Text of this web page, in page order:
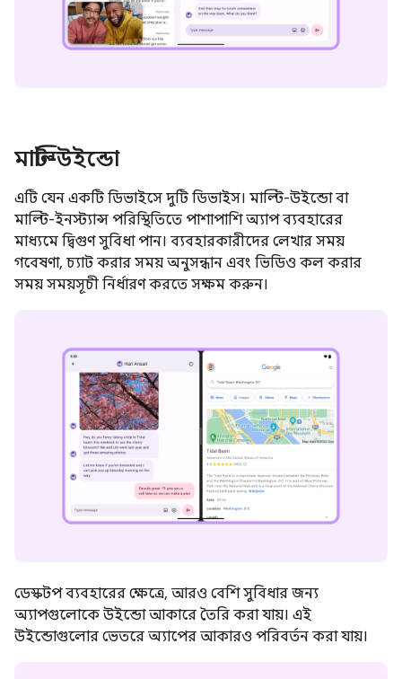
মাল্টি-উইন্ডো
এটি যেন একটি ডিভাইসে দুটি ডিভাইস। মাল্টি-উইন্ডো বা
মাল্টি-ইনস্ট্যান্স পরিস্থিতিতে পাশাপাশি অ্যাপ ব্যবহারের
মাধ্যমে দ্বিগুণ সুবিধা পান। ব্যবহারকারীদের লেখার সময়
গবেষণা, চ্যাট করার সময় অনুসন্ধান এবং ভিডিও কল করার
সময় সময়সূচী নির্ধারণ করতে সক্ষম করুন।
ডেস্কটপ ব্যবহারের ক্ষেত্রে, আরও বেশি সুবিধার জন্য
অ্যাপগুলোকে উইন্ডো আকারে তৈরি করা যায়। এই
উইন্ডোগুলোর ভেতরে অ্যাপের আকারও পরিবর্তন করা যায়।